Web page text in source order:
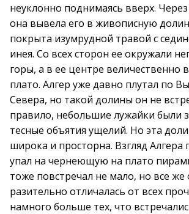
неуклонно поднимаясь вверх.
она вывела его в живописную
покрыта изумрудной травой с
инея. Со всех сторон ее окружали
горы, а в ее центре величественно
плато. Алгер уже давно плутал по
Севера, но такой долины он не
правило, небольшие лужайки были
тесные объятия ущелий. Но эта
широка и просторна. Взгляд Алгера
упал на чернеющую на плато
тоже повстречал не мало, но все же
разительно отличалась от всех
намного больше тех, что